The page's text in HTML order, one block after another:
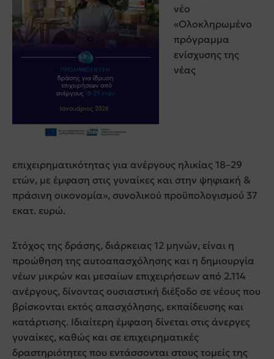
νέο
«Ολοκληρωμένο
πρόγραμμα
ενίσχυσης της
νέας
επιχειρηματικότητας για ανέργους ηλικίας 18–29
ετών, με έμφαση στις γυναίκες και στην ψηφιακή &
πράσινη οικονομία», συνολικού προϋπολογισμού 37
εκατ. ευρώ.
Στόχος της δράσης, διάρκειας 12 μηνών, είναι η
προώθηση της αυτοαπασχόλησης και η δημιουργία
νέων μικρών και μεσαίων επιχειρήσεων από 2.114
ανέργους, δίνοντας ουσιαστική διέξοδο σε νέους που
βρίσκονται εκτός απασχόλησης, εκπαίδευσης και
κατάρτισης. Ιδιαίτερη έμφαση δίνεται στις άνεργες
γυναίκες, καθώς και σε επιχειρηματικές
δραστηριότητες που εντάσσονται στους τομείς της